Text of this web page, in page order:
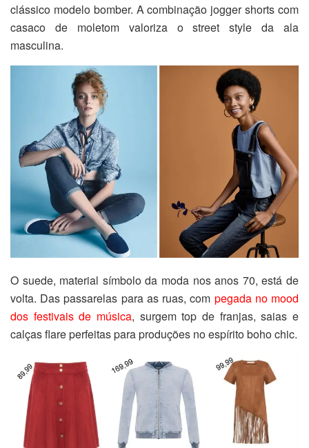
clássico modelo bomber. A combinação jogger shorts com
casaco de moletom valoriza o street style da ala
masculina.
O suede, material símbolo da moda nos anos 70, está de
volta. Das passarelas para as ruas, com pegada no mood
dos festivais de música, surgem top de franjas, saias e
calças flare perfeitas para produções no espírito boho chic.